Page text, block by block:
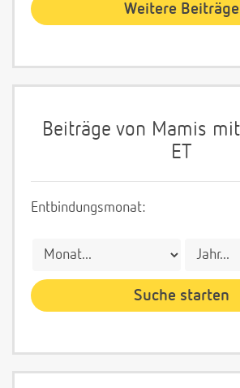
Weitere Beiträge
Beiträge von Mamis
ET
Entbindungsmonat: